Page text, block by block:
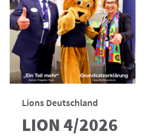
Lions Deutschland
LION 4/2026